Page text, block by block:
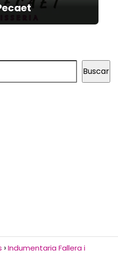
Buscar
Indumentaria Fallera i